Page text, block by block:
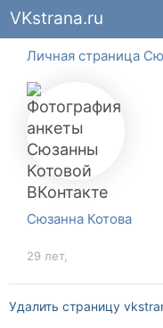
VKstrana.ru
Личная страница
Сюзанна Котова
29 лет,
Удалить страницу